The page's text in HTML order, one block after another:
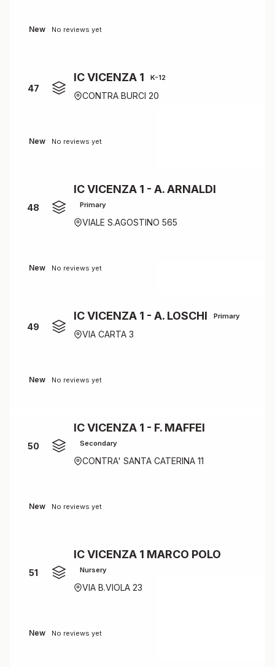
New No reviews yet
47
IC VICENZA 1 K-12
CONTRA BURCI 20
New No reviews yet
48
IC VICENZA 1 - A. ARNALDI
Primary
VIALE S.AGOSTINO 565
New No reviews yet
49
IC VICENZA 1 - A. LOSCHI Primary
VIA CARTA 3
New No reviews yet
50
IC VICENZA 1 - F. MAFFEI
Secondary
CONTRA' SANTA CATERINA 11
New No reviews yet
51
IC VICENZA 1 MARCO POLO
Nursery
VIA B.VIOLA 23
New No reviews yet